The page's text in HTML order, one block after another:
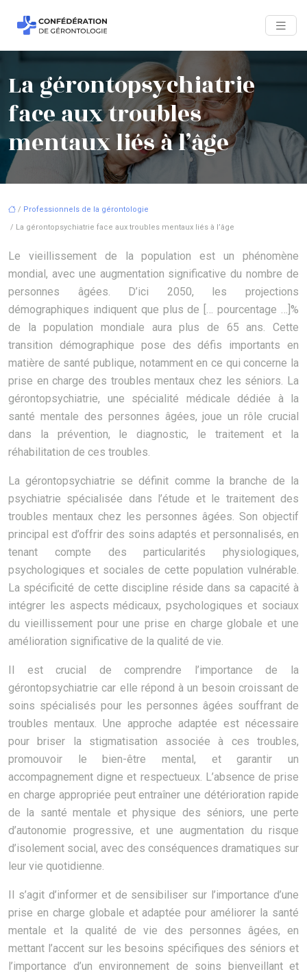
La gérontopsychiatrie
face aux troubles
mentaux liés à l’âge
/ Professionnels de la gérontologie
/ La gérontopsychiatrie face aux troubles mentaux liés à l’âge
Le vieillissement de la population est un phénomène
mondial, avec une augmentation significative du nombre de
personnes âgées. D’ici 2050, les projections
démographiques indiquent que plus de [… pourcentage …]%
de la population mondiale aura plus de 65 ans. Cette
transition démographique pose des défis importants en
matière de santé publique, notamment en ce qui concerne la
prise en charge des troubles mentaux chez les séniors. La
gérontopsychiatrie, une spécialité médicale dédiée à la
santé mentale des personnes âgées, joue un rôle crucial
dans la prévention, le diagnostic, le traitement et la
réhabilitation de ces troubles.
La gérontopsychiatrie se définit comme la branche de la
psychiatrie spécialisée dans l’étude et le traitement des
troubles mentaux chez les personnes âgées. Son objectif
principal est d’offrir des soins adaptés et personnalisés, en
tenant compte des particularités physiologiques,
psychologiques et sociales de cette population vulnérable.
La spécificité de cette discipline réside dans sa capacité à
intégrer les aspects médicaux, psychologiques et sociaux
du vieillissement pour une prise en charge globale et une
amélioration significative de la qualité de vie.
Il est crucial de comprendre l’importance de la
gérontopsychiatrie car elle répond à un besoin croissant de
soins spécialisés pour les personnes âgées souffrant de
troubles mentaux. Une approche adaptée est nécessaire
pour briser la stigmatisation associée à ces troubles,
promouvoir le bien-être mental, et garantir un
accompagnement digne et respectueux. L’absence de prise
en charge appropriée peut entraîner une détérioration rapide
de la santé mentale et physique des séniors, une perte
d’autonomie progressive, et une augmentation du risque
d’isolement social, avec des conséquences dramatiques sur
leur vie quotidienne.
Il s’agit d’informer et de sensibiliser sur l’importance d’une
prise en charge globale et adaptée pour améliorer la santé
mentale et la qualité de vie des personnes âgées, en
mettant l’accent sur les besoins spécifiques des séniors et
l’importance d’un environnement de soins bienveillant et